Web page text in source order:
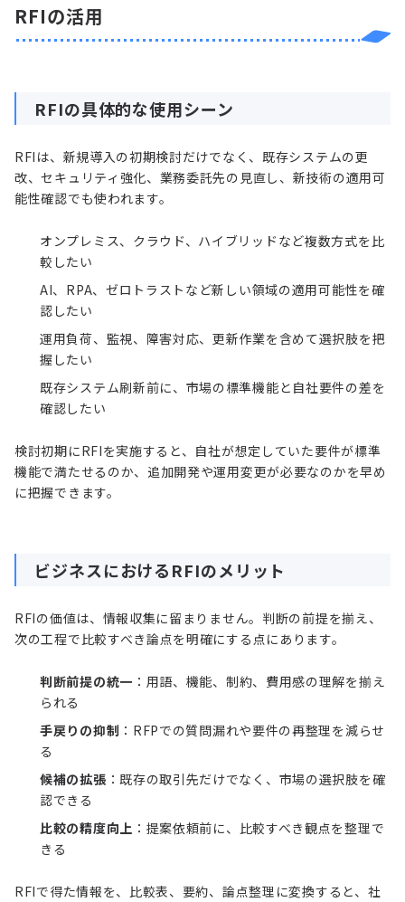
RFIの活用
RFIの具体的な使用シーン
RFIは、新規導入の初期検討だけでなく、既存システムの更
改、セキュリティ強化、業務委託先の見直し、新技術の適用可
能性確認でも使われます。
オンプレミス、クラウド、ハイブリッドなど複数方式を比
較したい
AI、RPA、ゼロトラストなど新しい領域の適用可能性を確
認したい
運用負荷、監視、障害対応、更新作業を含めて選択肢を把
握したい
既存システム刷新前に、市場の標準機能と自社要件の差を
確認したい
検討初期にRFIを実施すると、自社が想定していた要件が標準
機能で満たせるのか、追加開発や運用変更が必要なのかを早め
に把握できます。
ビジネスにおけるRFIのメリット
RFIの価値は、情報収集に留まりません。判断の前提を揃え、
次の工程で比較すべき論点を明確にする点にあります。
判断前提の統一 ：用語、機能、制約、費用感の理解を揃え
られる
手戻りの抑制 ：RFPでの質問漏れや要件の再整理を減らせ
る
候補の拡張 ：既存の取引先だけでなく、市場の選択肢を確
認できる
比較の精度向上 ：提案依頼前に、比較すべき観点を整理で
きる
RFIで得た情報を、比較表、要約、論点整理に変換すると、社